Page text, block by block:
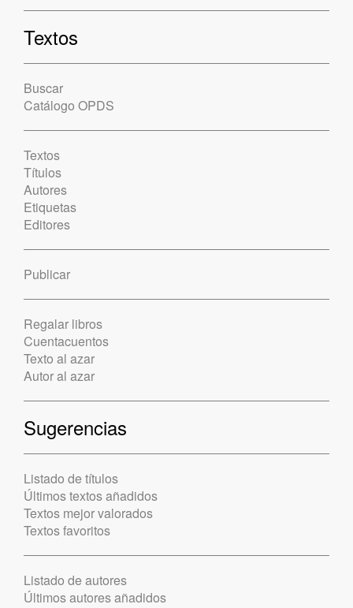
Textos
Buscar
Catálogo OPDS
Textos
Títulos
Autores
Etiquetas
Editores
Publicar
Regalar libros
Cuentacuentos
Texto al azar
Autor al azar
Sugerencias
Listado de títulos
Últimos textos añadidos
Textos mejor valorados
Textos favoritos
Listado de autores
Últimos autores añadidos